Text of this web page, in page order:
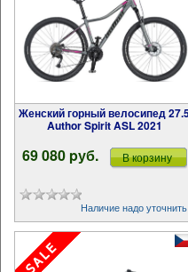
Женский горный велосипед 27.5
Author Spirit ASL 2021
69 080 pуб. В корзину
Наличие надо уточнить